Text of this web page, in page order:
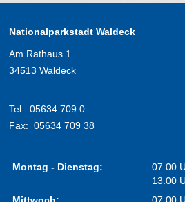
Nationalparkstadt Waldeck
Am Rathaus 1
34513 Waldeck
Tel: 05634 709 0
Fax: 05634 709 38
Montag - Dienstag:
07.00
13.00